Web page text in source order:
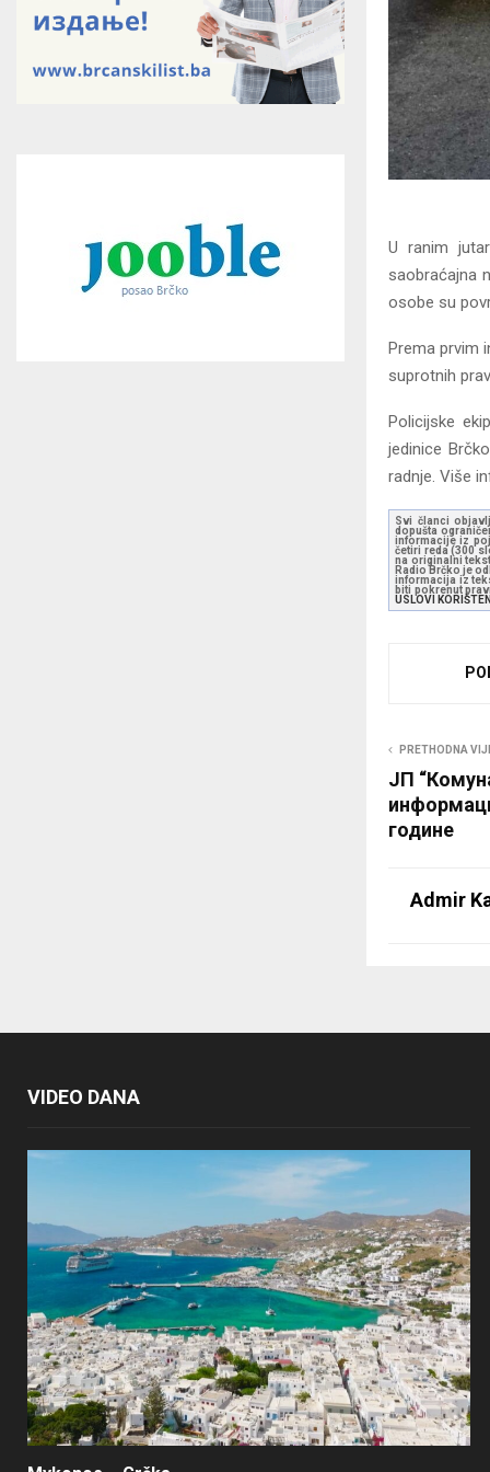
U ranim
saobraćajna
osobe su
Prema prvim
suprotnih
Policijske
jedinice
radnje. Više
Svi članci
dopušta
informacije iz
četiri reda (300
na originalni
Radio Brčko je
informacija iz
biti pokrenut
USLOVI
PRETHODNA
ЈП
године
Admir
VIDEO DANA